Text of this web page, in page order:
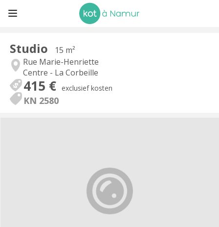
Studio
15 m²
Rue Marie-Henriette
Centre - La Corbeille
415 € exclusief kosten
KN 2580